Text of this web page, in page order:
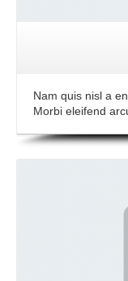
Nam quis nisl a
Morbi eleifend